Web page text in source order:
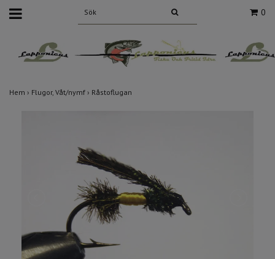
0
Hem › Flugor, Våt/nymf › Råstoflugan